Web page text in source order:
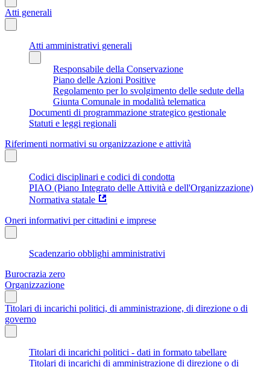
Atti generali
Atti amministrativi generali
Responsabile della Conservazione
Piano delle Azioni Positive
Regolamento per lo svolgimento delle sedute della
Giunta Comunale in modalità telematica
Documenti di programmazione strategico gestionale
Statuti e leggi regionali
Riferimenti normativi su organizzazione e attività
Codici disciplinari e codici di condotta
PIAO (Piano Integrato delle Attività e dell'Organizzazione)
Normativa statale
Oneri informativi per cittadini e imprese
Scadenzario obblighi amministrativi
Burocrazia zero
Organizzazione
Titolari di incarichi politici, di amministrazione, di direzione o di
governo
Titolari di incarichi politici - dati in formato tabellare
Titolari di incarichi di amministrazione di direzione o di